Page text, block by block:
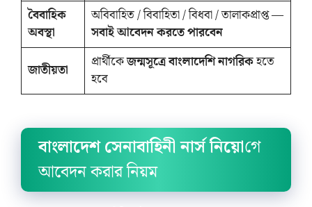
বৈবাহিক
অবস্থা
অবিবাহিত / বিবাহিতা / বিধবা / তালাকপ্রাপ্ত —
সবাই আবেদন করতে পারবেন
জাতীয়তা
প্রার্থীকেজন্মসূত্রে বাংলাদেশি নাগরিকহতে
হবে
বাংলাদেশ সেনাবাহিনী নার্স নিয়োগে
আবেদন করার নিয়ম